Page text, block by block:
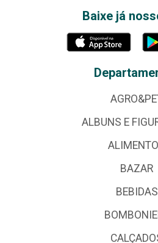
Baixe já
ALBUNS E
BAZAR
BEBIDAS